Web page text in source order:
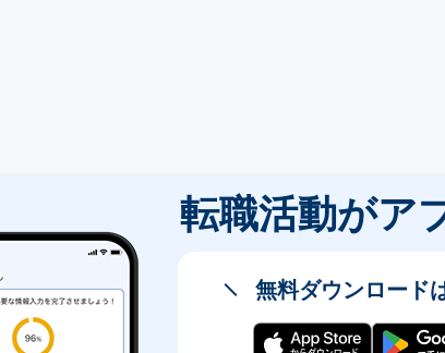
転職活動がア
無料ダウンロード